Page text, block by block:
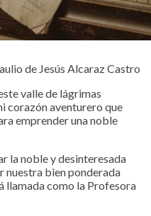
de Jesús Alcaraz Castro
valle de lágrimas
corazón aventurero que
emprender una noble
la noble y desinteresada
nuestra bien ponderada
llamada como la Profesora